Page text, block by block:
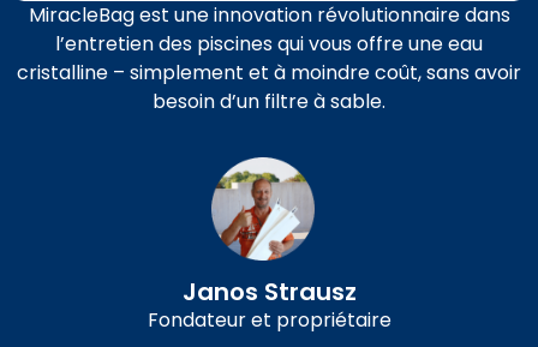
MiracleBag est une innovation révolutionnaire dans
l’entretien des piscines qui vous offre une eau
cristalline – simplement et à moindre coût, sans avoir
besoin d’un filtre à sable.
Janos Strausz
Fondateur et propriétaire